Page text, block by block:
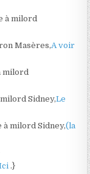
à milord
Masères,A voir
milord
Sidney,Le
à milord Sidney,(la
.}